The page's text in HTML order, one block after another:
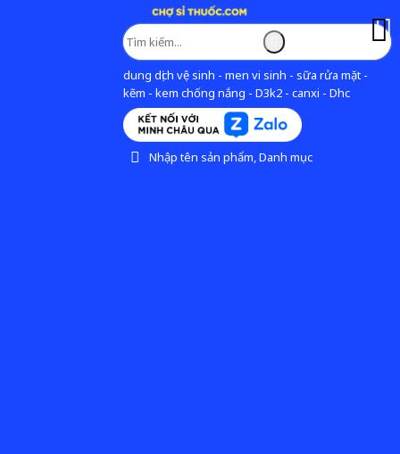
dung dịch vệ sinh - men vi sinh - sữa rửa mặt -
kẽm - kem chống nắng - D3k2 - canxi - Dhc
Nhập tên sản phẩm, Danh mục